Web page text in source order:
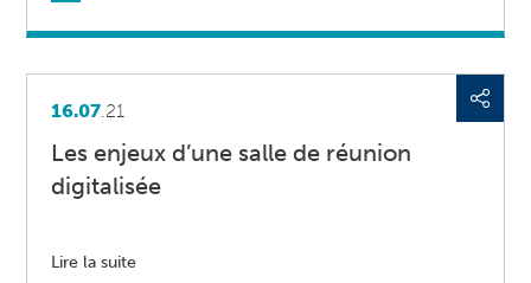
16.07 .21
Les enjeux d’une salle de réunion
digitalisée
Lire la suite